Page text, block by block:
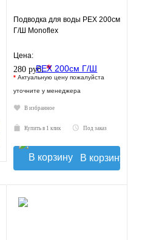
Подводка для воды РЕХ 200см
Г/Ш Monoflex
Цена:
280 руб.*
* Актуальную цену пожалуйста
уточните у менеджера
В избранное
Купить в 1 клик Под заказ
В корзину